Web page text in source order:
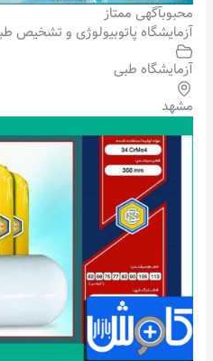
محبوبآگهی ممتاز
آزمایشگاه پاتوبیولوژی و تشخیص
آزمایشگاه طبی
مشهد